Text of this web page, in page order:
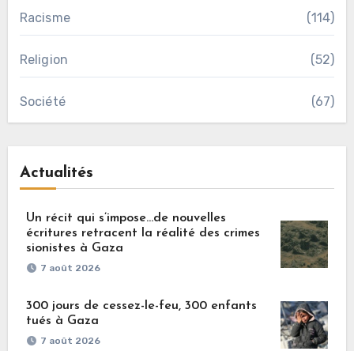
Racisme (114)
Religion (52)
Société (67)
Actualités
Un récit qui s’impose…de nouvelles
écritures retracent la réalité des crimes
sionistes à Gaza
7 août 2026
300 jours de cessez-le-feu, 300 enfants
tués à Gaza
7 août 2026